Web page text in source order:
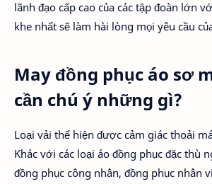
lãnh đạo cấp cao của các tập đoàn lớn
khe nhất sẽ làm hài lòng mọi yêu cầu
May đồng phục áo sơ
cần chú ý những gì?
Loại vải thể hiện được cảm giác thoải
Khác với các loại áo đồng phục đặc thù
đồng phục công nhân, đồng phục nhân